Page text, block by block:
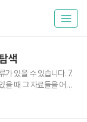
색
가 있을 수 있습니다. 7.
을 때 그 자료들을 어떠
부하는데 있어 교재에